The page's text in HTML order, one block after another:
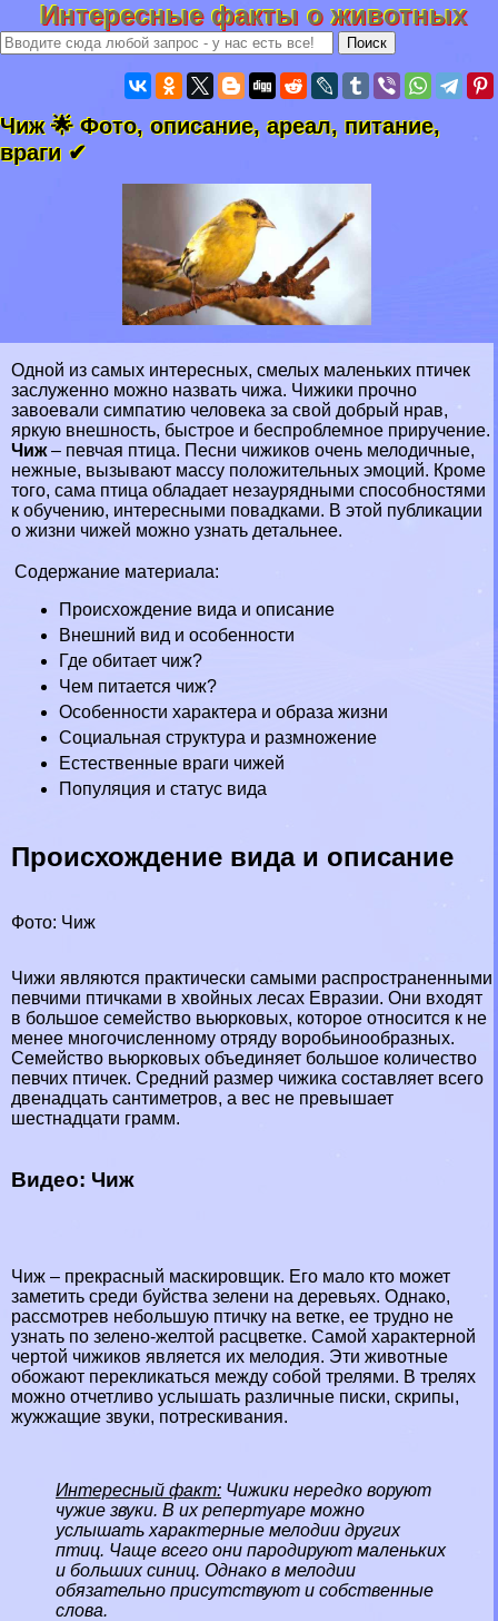
Интересные факты о животных
Чиж 🌟 Фото, описание, ареал, питание,
враги ✔
Одной из самых интересных, смелых маленьких птичек
заслуженно можно назвать чижа. Чижики прочно
завоевали симпатию человека за свой добрый нрав,
яркую внешность, быстрое и беспроблемное приручение.
Чиж– певчая птица. Песни чижиков очень мелодичные,
нежные, вызывают массу положительных эмоций. Кроме
того, сама птица обладает незаурядными способностями
к обучению, интересными повадками. В этой публикации
о жизни чижей можно узнать детальнее.
Содержание материала:
Происхождение вида и описание
Внешний вид и особенности
Где обитает чиж?
Чем питается чиж?
Особенности хаpaктера и образа жизни
Социальная структура и размножение
Естественные враги чижей
Популяция и статус вида
Происхождение вида и описание
Фото: Чиж
Чижи являются пpaктически самыми распространенными
певчими птичками в хвойных лесах Евразии. Они входят
в большое семейство вьюрковых, которое относится к не
менее многочисленному отряду воробьинообразных.
Семейство вьюрковых объединяет большое количество
певчих птичек. Средний размер чижика составляет всего
двенадцать сантиметров, а вес не превышает
шестнадцати грамм.
Видео: Чиж
Чиж – прекрасный маскировщик. Его мало кто может
заметить среди буйства зелени на деревьях. Однако,
рассмотрев небольшую птичку на ветке, ее трудно не
узнать по зелено-желтой расцветке. Самой хаpaктерной
чертой чижиков является их мелодия. Эти животные
обожают перекликаться между собой трелями. В трелях
можно отчетливо услышать различные писки, скрипы,
жужжащие звуки, потрескивания.
Интересный факт: Чижики нередко воруют
чужие звуки. В их репертуаре можно
услышать хаpaктерные мелодии других
птиц. Чаще всего они пародируют маленьких
и большихсиниц. Однако в мелодии
обязательно присутствуют и собственные
слова.